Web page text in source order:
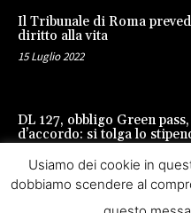
Il Tribunale di Roma
diritto alla vita
15 Luglio 2022
DL 127, obbligo Green
d’accordo: si tolga lo
Usiamo dei cookie in
dobbiamo scendere al